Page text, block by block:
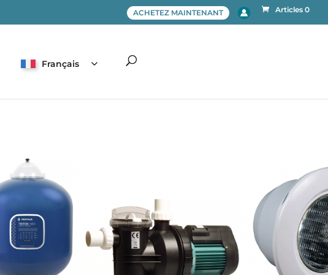
ACHETEZ MAINTENANT Articles 0
Français